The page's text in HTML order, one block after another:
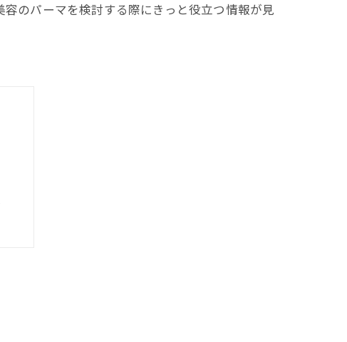
のパーマを検討する際にきっと役立つ情報が見